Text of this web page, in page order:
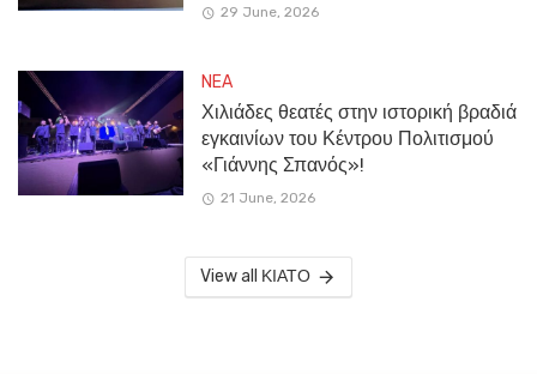
29 June, 2026
NEA
Χιλιάδες θεατές στην ιστορική βραδιά
εγκαινίων του Κέντρου Πολιτισμού
«Γιάννης Σπανός»!
21 June, 2026
View all ΚΙΑΤΟ